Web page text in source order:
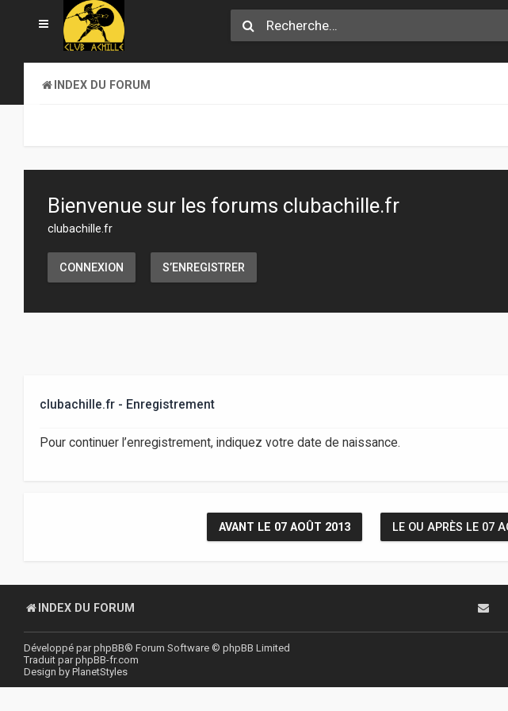
INDEX DU FORUM
Bienvenue sur les forums clubachille.fr
clubachille.fr
CONNEXION S’ENREGISTRER
clubachille.fr - Enregistrement
Pour continuer l’enregistrement, indiquez votre date de naissance.
AVANT LE 07 AOÛT 2013 LE OU APRÈS LE 07
INDEX DU FORUM
Développé parphpBB® Forum Software © phpBB Limited
Traduit parphpBB-fr.com
Design by PlanetStyles